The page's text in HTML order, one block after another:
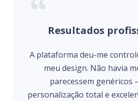
Resultados
A plataforma deu-me
meu design. Não havia
parecessem genéricos
personalização total e